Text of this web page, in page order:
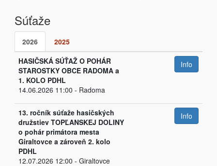
Súťaže
2026
2025
HASIČSKÁ SÚŤAŽ O POHÁR
STAROSTKY OBCE RADOMA a
1. KOLO PDHL
14.06.2026 11:00 - Radoma
Info
13. ročník súťaže hasičských
družstiev TOPĽANSKEJ DOLINY
o pohár primátora mesta
Giraltovce a zároveň 2. kolo
PDHL
12.07.2026 12:00 - Giraltovce
Info